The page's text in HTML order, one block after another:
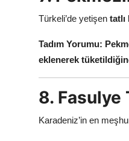
Türkeli’de yetişen tatlı
Tadım Yorumu:
eklenerek
8. Fasulye
Karadeniz’in en